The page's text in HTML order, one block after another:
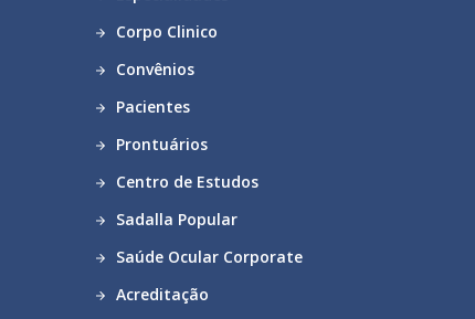
Corpo Clinico
Convênios
Pacientes
Prontuários
Centro de Estudos
Sadalla Popular
Saúde Ocular Corporate
Acreditação